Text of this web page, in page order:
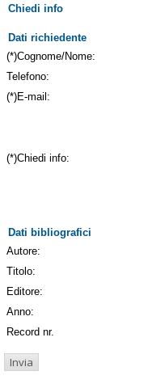
Chiedi info
Dati richiedente
(*)Cognome/Nome:
Telefono:
(*)E-mail:
(*)Chiedi info:
Dati bibliografici
Autore:
Titolo:
Editore:
Anno:
Record nr.